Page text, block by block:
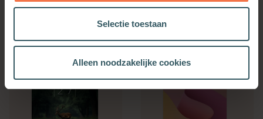
Selectie toestaan
Alleen noodzakelijke cookies